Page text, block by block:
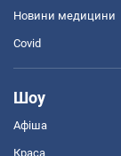
Новини медицини
Covid
Шоу
Афіша
Краса